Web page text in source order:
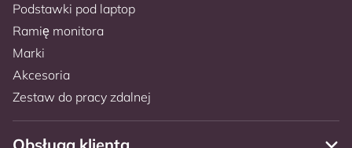
Podstawki pod laptop
Ramię monitora
Marki
Akcesoria
Zestaw do pracy zdalnej